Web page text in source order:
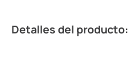
Detalles del producto: